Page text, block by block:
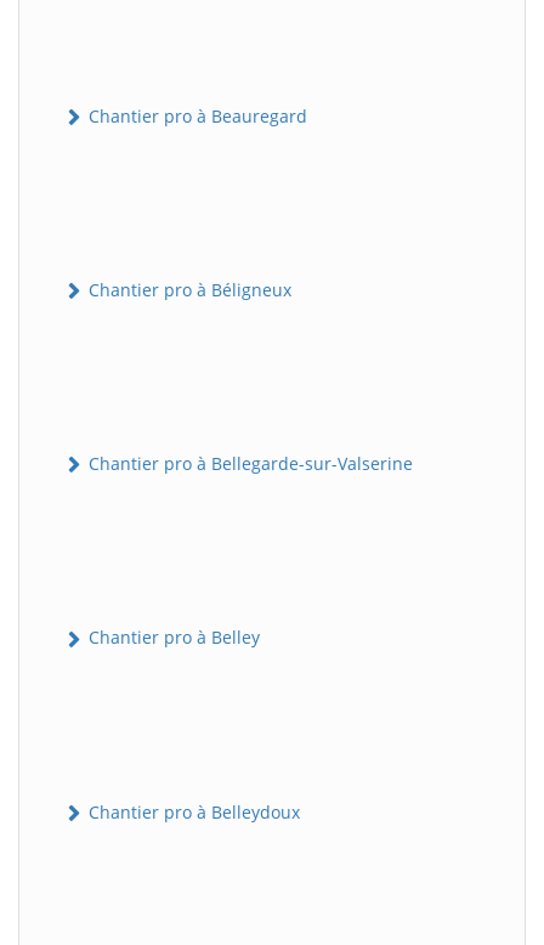
Chantier pro à Beauregard
Chantier pro à Béligneux
Chantier pro à Bellegarde-sur-Valserine
Chantier pro à Belley
Chantier pro à Belleydoux